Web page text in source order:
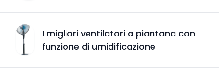
I migliori ventilatori a piantana con
funzione di umidificazione